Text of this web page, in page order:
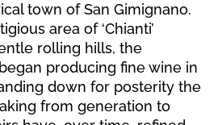
town of San Gimignano.
area of ‘Chianti’
rolling hills, the
producing fine wine in
down for posterity the
from generation to